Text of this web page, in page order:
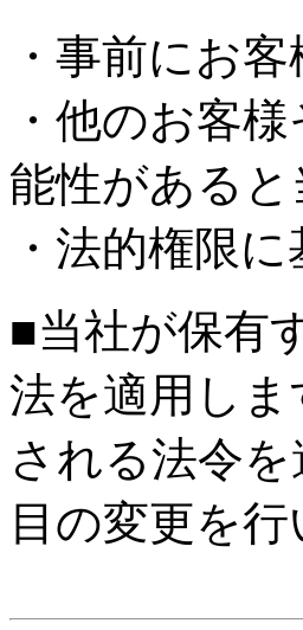
・事前にお
・他のお客
能性がある
・法的権限
■当社が保有
法を適用し
される法令
目の変更を行